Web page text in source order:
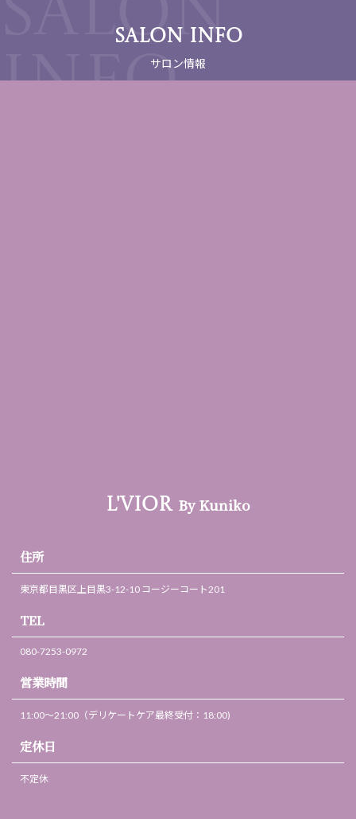
SALON INFO
サロン情報
L'VIOR By Kuniko
住所
東京都目黒区上目黒3-12-10 コージーコート201
TEL
080-7253-0972
営業時間
11:00～21:00（デリケートケア最終受付：18:00)
定休日
不定休